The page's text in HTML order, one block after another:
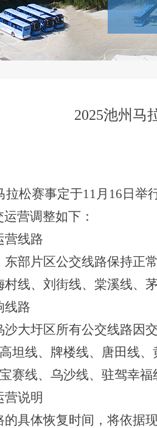
2025池州马
拉松赛事定于11月 16 日举
营调整如下：
营线路
东部片区公交线路保持正
村线、刘街线、棠溪线、
线路
沙大圩区所有公交线路因
坦线、牌楼线、唐田线、
赛线、乌沙线、驻驾幸福
营说明
的具体恢复时间，将依据